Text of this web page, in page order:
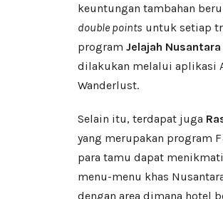
keuntungan tambahan
double points untuk setiap
program Jelajah Nusantara
dilakukan melalui aplikasi
Wanderlust.
Selain itu, terdapat juga
yang merupakan program
para tamu dapat
menu-menu khas
dengan area dimana hotel